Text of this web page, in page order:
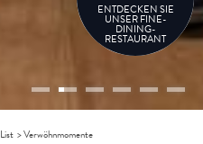
ENTDECKEN SIE
UNSER FINE-
DINING-
RESTAURANT
>Verwöhnmomente